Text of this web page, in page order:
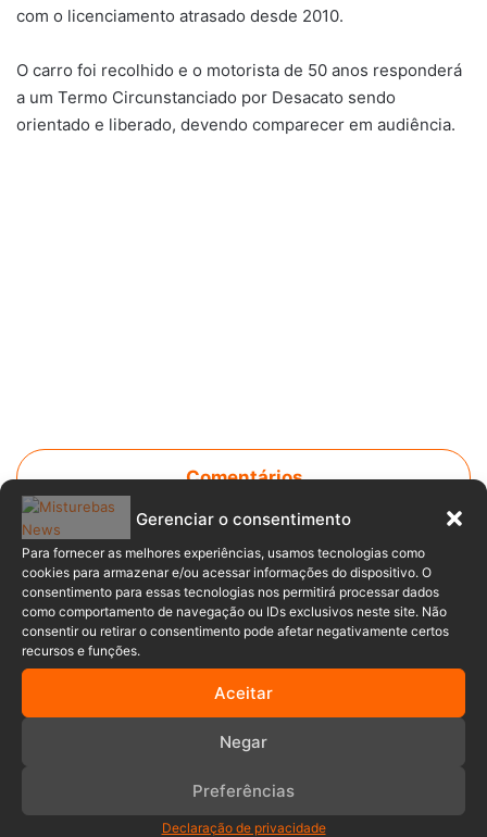
Gerenciar o consentimento
Para fornecer as melhores experiências, usamos tecnologias como
cookies para armazenar e/ou acessar informações do dispositivo. O
consentimento para essas tecnologias nos permitirá processar dados
como comportamento de navegação ou IDs exclusivos neste site. Não
consentir ou retirar o consentimento pode afetar negativamente certos
recursos e funções.
Aceitar
Negar
Preferências
Declaração de privacidade
com o licenciamento atrasado desde 2010.
O carro foi recolhido e o motorista de 50 anos responderá
a um Termo Circunstanciado por Desacato sendo
orientado e liberado, devendo comparecer em audiência.
Comentários
Anuncia – Lateral